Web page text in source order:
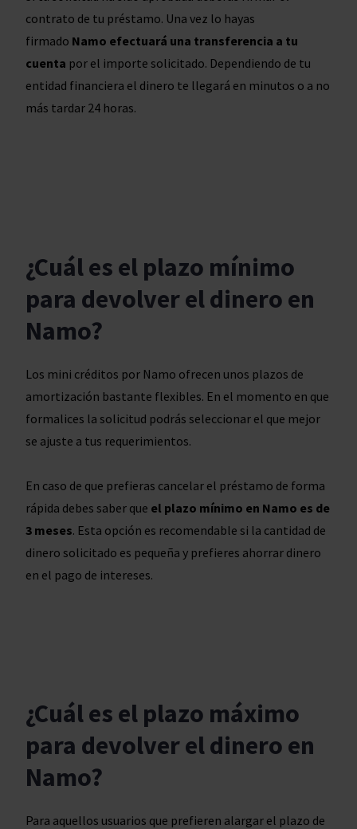
contrato de tu préstamo. Una vez lo hayas
firmado Namo efectuará una transferencia a tu
cuenta por el importe solicitado. Dependiendo de tu
entidad financiera el dinero te llegará en minutos o a no
más tardar 24 horas.
Los mini créditos por Namo ofrecen unos plazos de
amortización bastante flexibles. En el momento en que
formalices la solicitud podrás seleccionar el que mejor
se ajuste a tus requerimientos.
En caso de que prefieras cancelar el préstamo de forma
rápida debes saber que el plazo mínimo en Namo es de
3 meses. Esta opción es recomendable si la cantidad de
dinero solicitado es pequeña y prefieres ahorrar dinero
en el pago de intereses.
¿Cuál es el plazo mínimo
para devolver el dinero en
Namo?
Para aquellos usuarios que prefieren alargar el plazo de
¿Cuál es el plazo máximo
para devolver el dinero en
Namo?